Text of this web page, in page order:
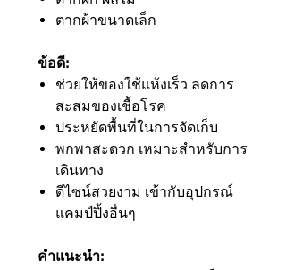
ตากผ้าขนาดเล็ก
ข้อดี:
ช่วยให้ของใช้แห้งเร็ว ลดการ
สะสมของเชื้อโรค
ประหยัดพื้นที่ในการจัดเก็บ
พกพาสะดวก เหมาะสำหรับการ
เดินทาง
ดีไซน์สวยงาม เข้ากับอุปกรณ์
แคมป์ปิ้งอื่นๆ
คำแนะนำ: